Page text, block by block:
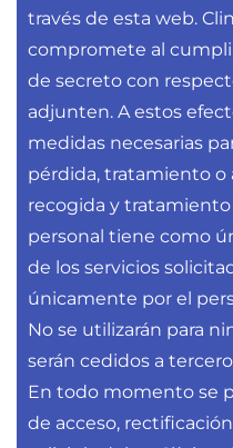
través de esta web.
compromete al
de secreto con
adjunten. A estos
medidas necesarias
pérdida, tratamiento o
recogida y
personal tiene como
de los servicios
únicamente por el
No se utilizarán para
serán cedidos a
En todo momento se
de acceso,